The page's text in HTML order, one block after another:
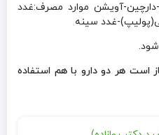
آویشن موارد مصرف:غدد
غدد سینه
است هر دو دارو با هم استفاده